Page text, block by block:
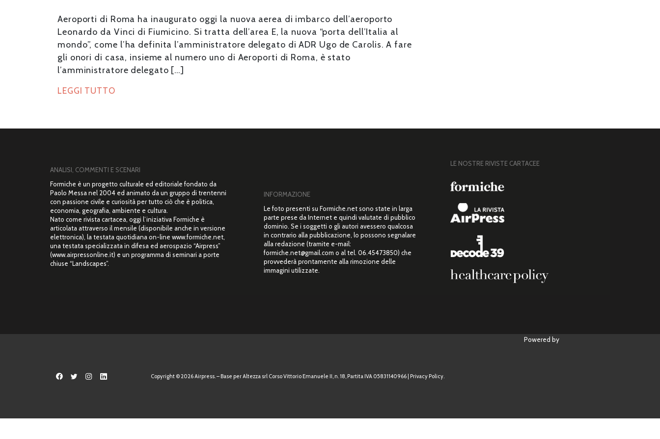
Aeroporti di Roma ha inaugurato oggi la nuova aerea di imbarco dell’aeroporto
Leonardo da Vinci di Fiumicino. Si tratta dell’area E, la nuova “porta dell’Italia al
mondo”, come l’ha definita l’amministratore delegato di ADR Ugo de Carolis. A fare
gli onori di casa, insieme al numero uno di Aeroporti di Roma, è stato
l’amministratore delegato […]
LEGGI TUTTO
ANALISI, COMMENTI E SCENARI
Formiche è un progetto culturale ed editoriale fondato da
Paolo Messa nel 2004 ed animato da un gruppo di trentenni
con passione civile e curiosità per tutto ciò che è politica,
economia, geografia, ambiente e cultura.
Nato come rivista cartacea, oggi l’iniziativa Formiche è
articolata attraverso il mensile (disponibile anche in versione
elettronica), la testata quotidiana on-line www.formiche.net,
una testata specializzata in difesa ed aerospazio “Airpress”
(www.airpressonline.it) e un programma di seminari a porte
chiuse “Landscapes”.
INFORMAZIONE
Le foto presenti su Formiche.net sono state in larga
parte prese da Internet e quindi valutate di pubblico
dominio. Se i soggetti o gli autori avessero qualcosa
in contrario alla pubblicazione, lo possono segnalare
alla redazione (tramite e-mail:
formiche.net@gmail.com o al tel. 06.45473850) che
provvederà prontamente alla rimozione delle
immagini utilizzate.
LE NOSTRE RIVISTE CARTACEE
Powered by